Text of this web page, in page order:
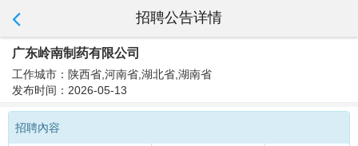
招聘公告详情
广东岭南制药有限公司
工作城市：陕西省,河南省,湖北省,湖南省
发布时间：2026-05-13
招聘內容